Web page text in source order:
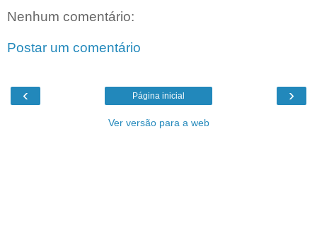
Nenhum comentário:
Postar um comentário
‹ ›
Página inicial
Ver versão para a web